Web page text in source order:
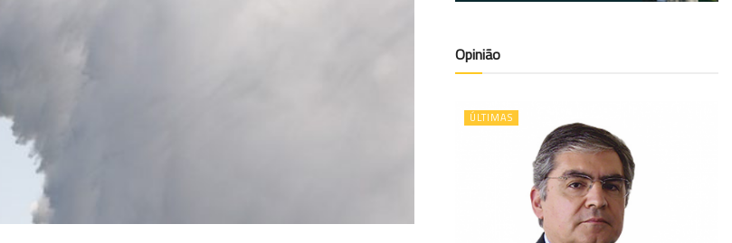
Opinião
ÚLTIMAS